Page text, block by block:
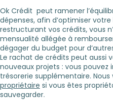
Ok Crédit peut ramener
dépenses, afin d’optimiser
restructurant vos crédits, vous
mensualité allégée à
dégager du budget pour
Le rachat de crédits peut aussi
nouveaux projets : vous
trésorerie supplémentaire. Nous
propriétaire si vous êtes
sauvegarder.